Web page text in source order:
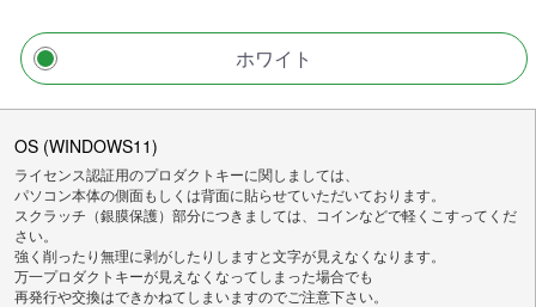
ホワイト
OS (WINDOWS11)
ライセンス認証用のプロダクトキーに関しましては、
パソコン本体の側面もしくは背面に貼らせていただいております。
スクラッチ（銀膜保護）部分につきましては、コインなどで軽くこすってくだ
さい。
強く削ったり無理に剥がしたりしますと文字が見えなくなります。
万一プロダクトキーが見えなくなってしまった場合でも
再発行や交換はできかねてしまいますのでご注意下さい。